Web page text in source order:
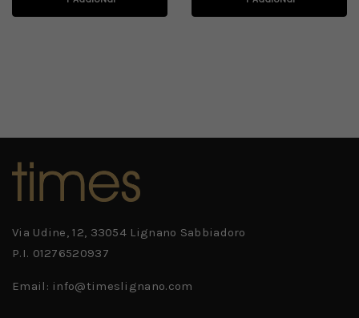
Via Udine, 12, 33054 Lignano Sabbiadoro
P.I. 01276520937
Email: info@timeslignano.com